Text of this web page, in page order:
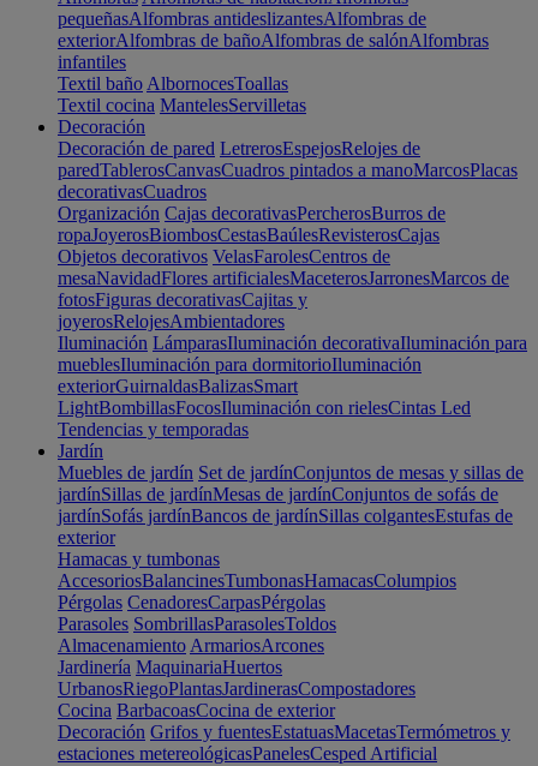
pequeñasAlfombras antideslizantesAlfombras de
exteriorAlfombras de bañoAlfombras de salónAlfombras
infantiles
Textil baño AlbornocesToallas
Textil cocina MantelesServilletas
Decoración
Decoración de pared LetrerosEspejosRelojes de
paredTablerosCanvasCuadros pintados a manoMarcosPlacas
decorativasCuadros
Organización Cajas decorativasPercherosBurros de
ropaJoyerosBiombosCestasBaúlesRevisterosCajas
Objetos decorativos VelasFarolesCentros de
mesaNavidadFlores artificialesMaceterosJarronesMarcos de
fotosFiguras decorativasCajitas y
joyerosRelojesAmbientadores
Iluminación LámparasIluminación decorativaIluminación para
mueblesIluminación para dormitorioIluminación
exteriorGuirnaldasBalizasSmart
LightBombillasFocosIluminación con rielesCintas Led
Tendencias y temporadas
Jardín
Muebles de jardín Set de jardínConjuntos de mesas y sillas de
jardínSillas de jardínMesas de jardínConjuntos de sofás de
jardínSofás jardínBancos de jardínSillas colgantesEstufas de
exterior
Hamacas y tumbonas
AccesoriosBalancinesTumbonasHamacasColumpios
Pérgolas CenadoresCarpasPérgolas
Parasoles SombrillasParasolesToldos
Almacenamiento ArmariosArcones
Jardinería MaquinariaHuertos
UrbanosRiegoPlantasJardinerasCompostadores
Cocina BarbacoasCocina de exterior
Decoración Grifos y fuentesEstatuasMacetasTermómetros y
estaciones metereológicasPanelesCesped Artificial